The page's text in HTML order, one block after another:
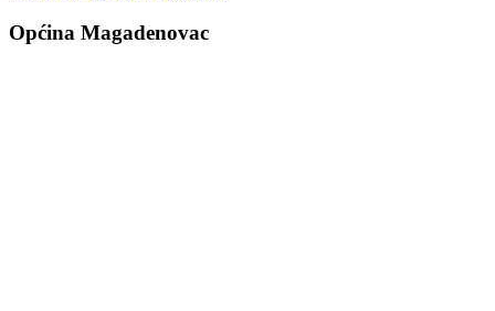
Općina Magadenovac